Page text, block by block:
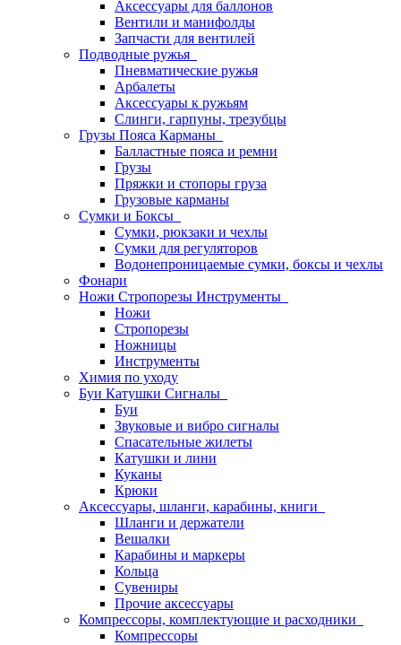
Аксессуары для баллонов
Вентили и манифолды
Запчасти для вентилей
Подводные ружья
Пневматические ружья
Арбалеты
Аксессуары к ружьям
Слинги, гарпуны, трезубцы
Грузы Пояса Карманы
Балластные пояса и ремни
Грузы
Пряжки и стопоры груза
Грузовые карманы
Сумки и Боксы
Сумки, рюкзаки и чехлы
Сумки для регуляторов
Водонепроницаемые сумки, боксы и чехлы
Фонари
Ножи Стропорезы Инструменты
Ножи
Стропорезы
Ножницы
Инструменты
Химия по уходу
Буи Катушки Сигналы
Буи
Звуковые и вибро сигналы
Спасательные жилеты
Катушки и лини
Куканы
Крюки
Аксессуары, шланги, карабины, книги
Шланги и держатели
Вешалки
Карабины и маркеры
Кольца
Сувениры
Прочие аксессуары
Компрессоры, комплектующие и расходники
Компрессоры